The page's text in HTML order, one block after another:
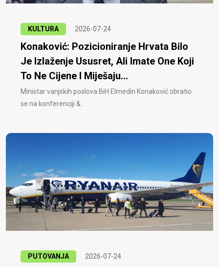
KULTURA 2026-07-24
Konaković: Pozicioniranje Hrvata Bilo
Je Izlaženje Ususret, Ali Imate One Koji
To Ne Cijene I Miješaju...
Ministar vanjskih poslova BiH Elmedin Konaković obratio
se na konferenciji &..
PUTOVANJA 2026-07-24